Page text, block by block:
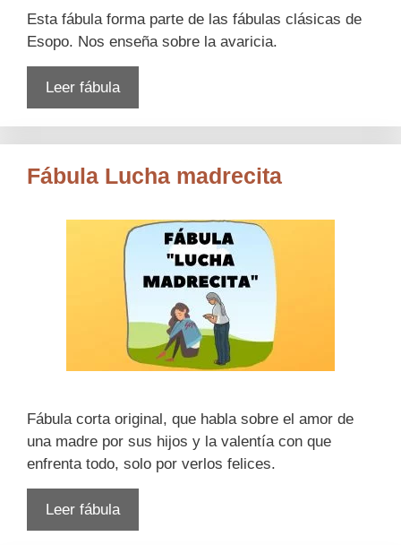
Esta fábula forma parte de las fábulas clásicas de
Esopo. Nos enseña sobre la avaricia.
Leer fábula
Fábula Lucha madrecita
Fábula corta original, que habla sobre el amor de
una madre por sus hijos y la valentía con que
enfrenta todo, solo por verlos felices.
Leer fábula